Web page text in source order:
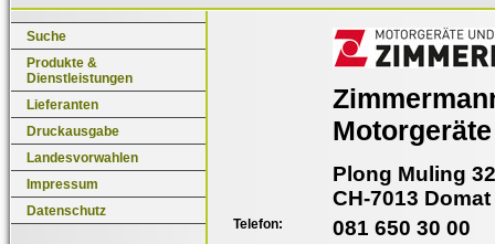
Suche
Produkte &
Dienstleistungen
Lieferanten
Druckausgabe
Landesvorwahlen
Impressum
Datenschutz
Plong Muling 32
CH-7013
Telefon: 081 650 30 00